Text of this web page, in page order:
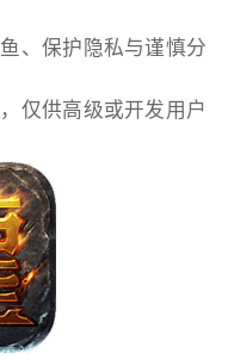
、保护隐私与谨慎分
仅供高级或开发用户